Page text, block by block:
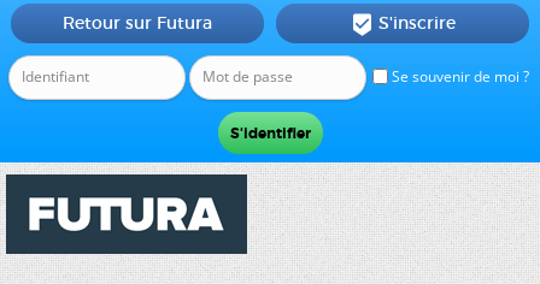
Se souvenir de moi ?
Retour sur Futura  S'inscrire